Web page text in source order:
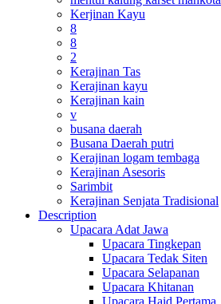
Kerjinan Kayu
8
8
2
Kerajinan Tas
Kerajinan kayu
Kerajinan kain
v
busana daerah
Busana Daerah putri
Kerajinan logam tembaga
Kerajinan Asesoris
Sarimbit
Kerajinan Senjata Tradisional
Description
Upacara Adat Jawa
Upacara Tingkepan
Upacara Tedak Siten
Upacara Selapanan
Upacara Khitanan
Upacara Haid Pertama